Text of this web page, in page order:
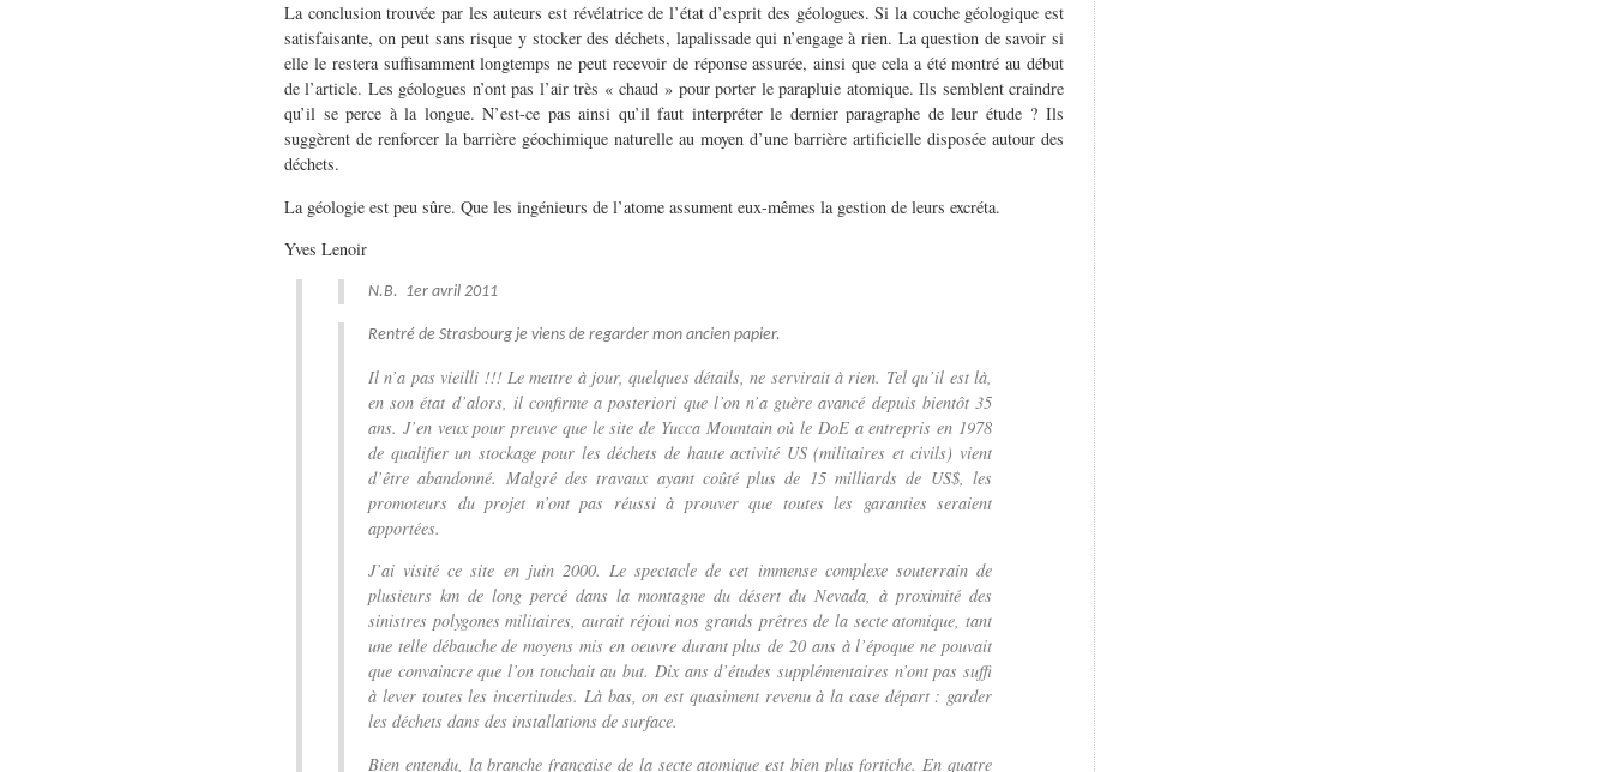
La conclusion trouvée par les auteurs est révélatrice de l’état d’esprit des géologues. Si la couche géologique est
satisfaisante, on peut sans risque y stocker des déchets, lapalissade qui n’engage à rien. La question de savoir si
elle le restera suffisamment longtemps ne peut recevoir de réponse assurée, ainsi que cela a été montré au début
de l’article. Les géologues n’ont pas l’air très « chaud » pour porter le parapluie atomique. Ils semblent craindre
qu’il se perce à la longue. N’est-ce pas ainsi qu’il faut interpréter le dernier paragraphe de leur étude ? Ils
suggèrent de renforcer la barrière géochimique naturelle au moyen d’une barrière artificielle disposée autour des
déchets.
La géologie est peu sûre. Que les ingénieurs de l’atome assument eux-mêmes la gestion de leurs excréta.
Yves Lenoir
N.B. 1er avril 2011
Rentré de Strasbourg je viens de regarder mon ancien papier.
Il n’a pas vieilli !!! Le mettre à jour, quelques détails, ne servirait à rien. Tel qu’il est là,
en son état d’alors, il confirme a posteriori que l’on n’a guère avancé depuis bientôt 35
ans. J’en veux pour preuve que le site de Yucca Mountain où le DoE a entrepris en 1978
de qualifier un stockage pour les déchets de haute activité US (militaires et civils) vient
d’être abandonné. Malgré des travaux ayant coûté plus de 15 milliards de US$, les
promoteurs du projet n’ont pas réussi à prouver que toutes les garanties seraient
apportées.
J’ai visité ce site en juin 2000. Le spectacle de cet immense complexe souterrain de
plusieurs km de long percé dans la montagne du désert du Nevada, à proximité des
sinistres polygones militaires, aurait réjoui nos grands prêtres de la secte atomique, tant
une telle débauche de moyens mis en oeuvre durant plus de 20 ans à l’époque ne pouvait
que convaincre que l’on touchait au but. Dix ans d’études supplémentaires n’ont pas suffi
à lever toutes les incertitudes. Là bas, on est quasiment revenu à la case départ : garder
les déchets dans des installations de surface.
Bien entendu, la branche française de la secte atomique est bien plus fortiche. En quatre